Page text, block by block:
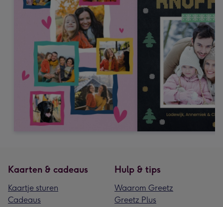
Kaarten & cadeaus
Kaartje sturen
Cadeaus
Hulp & tips
Waarom Greetz
Greetz Plus